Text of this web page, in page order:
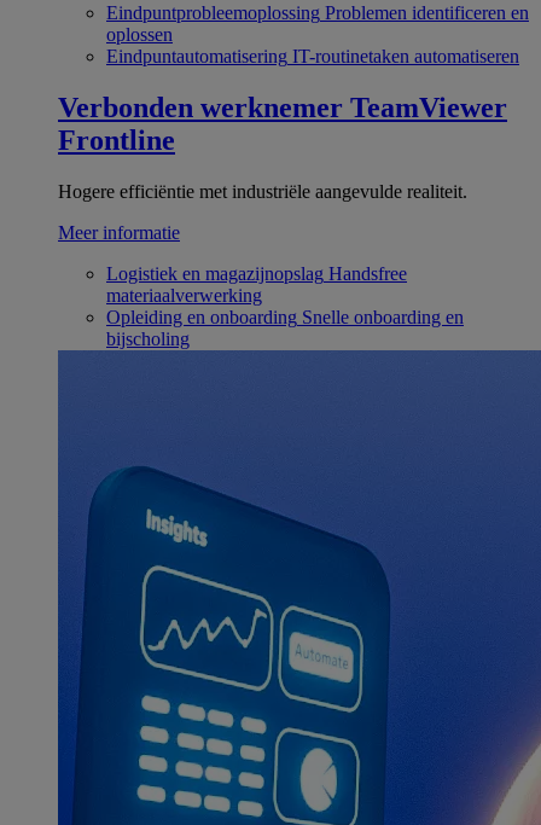
Eindpuntprobleemoplossing Problemen identificeren en
oplossen
Eindpuntautomatisering IT-routinetaken automatiseren
Verbonden werknemer TeamViewer
Frontline
Hogere efficiëntie met industriële aangevulde realiteit.
Meer informatie
Logistiek en magazijnopslag Handsfree
materiaalverwerking
Opleiding en onboarding Snelle onboarding en
bijscholing